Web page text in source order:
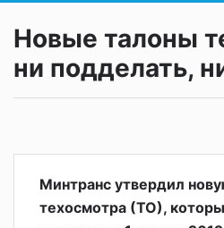
Новые талоны
ни подделать,
Минтранс утвердил
техосмотра (ТО),